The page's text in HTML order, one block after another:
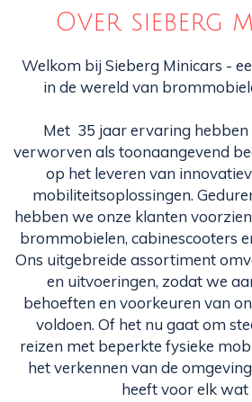
Over sieberg
Welkom bij Sieberg Minicars -
in de wereld van
Met 35 jaar ervaring hebben
verworven als toonaangevend
op het leveren van
mobiliteitsoplossingen.
hebben we onze klanten
brommobielen, cabinescooters
Ons uitgebreide assortiment
en uitvoeringen, zodat we
behoeften en voorkeuren van
voldoen. Of het nu gaat om
reizen met beperkte fysieke
het verkennen van de
heeft voor elk wat